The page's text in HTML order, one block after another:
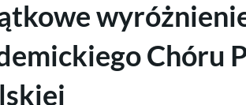
Chóru